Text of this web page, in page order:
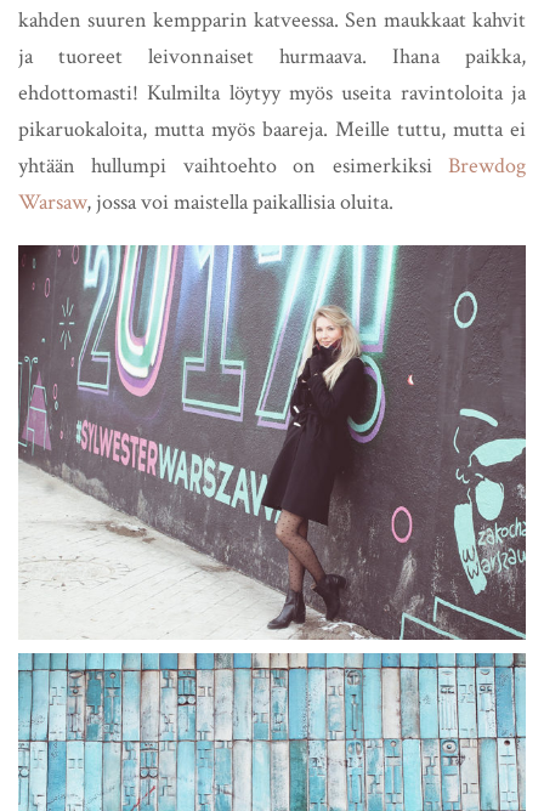
kahden suuren kempparin katveessa. Sen maukkaat kahvit
ja tuoreet leivonnaiset hurmaava. Ihana paikka,
ehdottomasti! Kulmilta löytyy myös useita ravintoloita ja
pikaruokaloita, mutta myös baareja. Meille tuttu, mutta ei
yhtään hullumpi vaihtoehto on esimerkiksi Brewdog
Warsaw, jossa voi maistella paikallisia oluita.